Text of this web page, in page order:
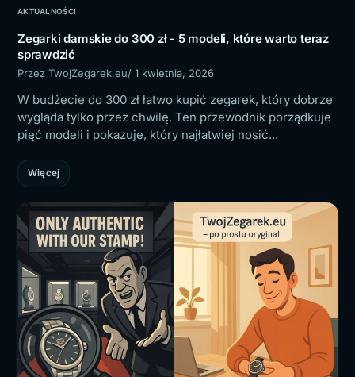
AKTUALNOŚCI
Zegarki damskie do 300 zł - 5 modeli, które warto teraz
sprawdzić
Przez TwojZegarek.eu/ 1 kwietnia, 2026
W budżecie do 300 zł łatwo kupić zegarek, który dobrze
wygląda tylko przez chwilę. Ten przewodnik porządkuje
pięć modeli i pokazuje, który najłatwiej nosić...
Więcej